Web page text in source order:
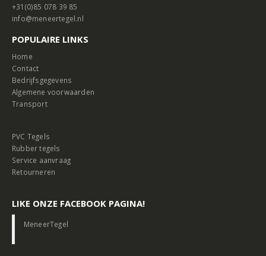
+31(0)85 078 39 85
info@meneertegel.nl
POPULAIRE LINKS
Home
Contact
Bedrijfsgegevens
Algemene voorwaarden
Transport
PVC Tegels
Rubber tegels
Service aanvraag
Retourneren
LIKE ONZE FACEBOOK PAGINA!
MeneerTegel